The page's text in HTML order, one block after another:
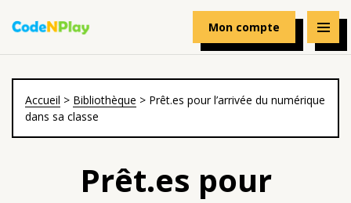
Mon compte
Accueil > Bibliothèque > Prêt.es pour l’arrivée du numérique
dans sa classe
Prêt.es pour